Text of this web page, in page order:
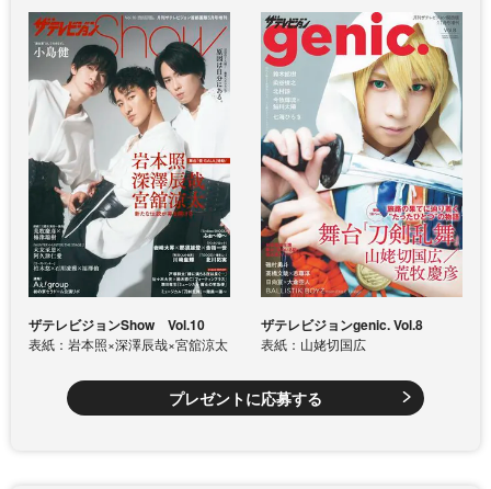
ザテレビジョンShow Vol.10
表紙：岩本照×深澤辰哉×宮舘涼太
ザテレビジョンgenic. Vol.8
表紙：山姥切国広
プレゼントに応募する